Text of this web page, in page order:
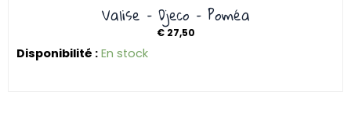
Valise – Djeco – Poméa
€27,50
Disponibilité : En stock